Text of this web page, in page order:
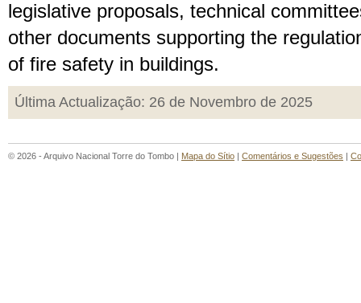
legislative proposals, technical
other documents supporting the
of fire safety in buildings.
Última Actualização: 26 de Novembro de 2025
© 2026 - Arquivo Nacional Torre do Tombo | Mapa do Sítio | Comentários e Sugestões |